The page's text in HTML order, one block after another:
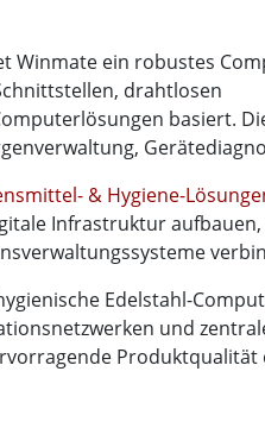
Winmate ein robustes
drahtlosen
basiert.
& Hygiene-
Infrastruktur
Edelstahl-
und
Produktqualität